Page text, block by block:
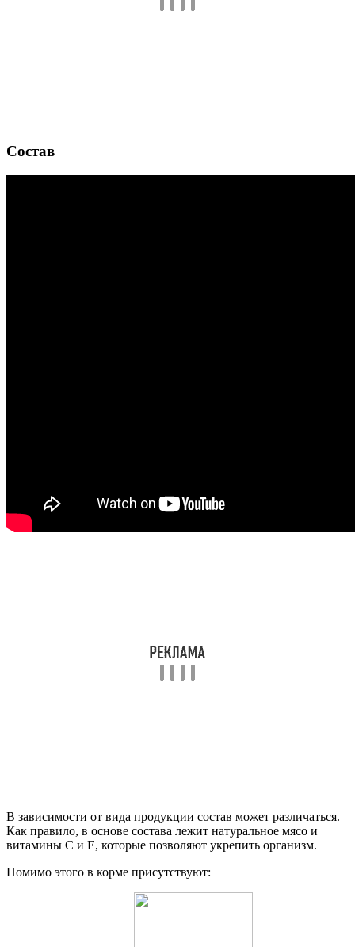
Состав
В зависимости от вида продукции состав может различаться.
Как правило, в основе состава лежит натуральное мясо и
витамины С и Е, которые позволяют укрепить организм.
Помимо этого в корме присутствуют: